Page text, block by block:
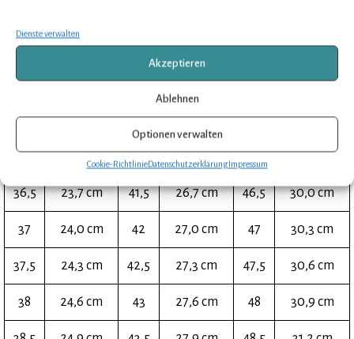
Dienste verwalten
Akzeptieren
Ablehnen
Optionen verwalten
Cookie-RichtlinieDatenschutzerklärungImpressum
EU Fußlänge EU Fußlänge EU Fußlänge
35 22,8 cm 40 25,8 cm 45 28,8 cm
35,5 23,1 cm 40,5 26,1 cm 45,5 29,1 cm
36 23,4 cm 41 26,4 cm 46 29,4 cm
36,5 23,7 cm 41,5 26,7 cm 46,5 30,0 cm
37 24,0 cm 42 27,0 cm 47 30,3 cm
37,5 24,3 cm 42,5 27,3 cm 47,5 30,6 cm
38 24,6 cm 43 27,6 cm 48 30,9 cm